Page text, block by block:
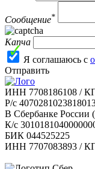
Сообщение*
Капча
Я соглашаюсь с
Отправить
ИНН 7708186108 /
Р/с
В Сбербанке
К/с
БИК 044525225
ИНН 7707083893 /